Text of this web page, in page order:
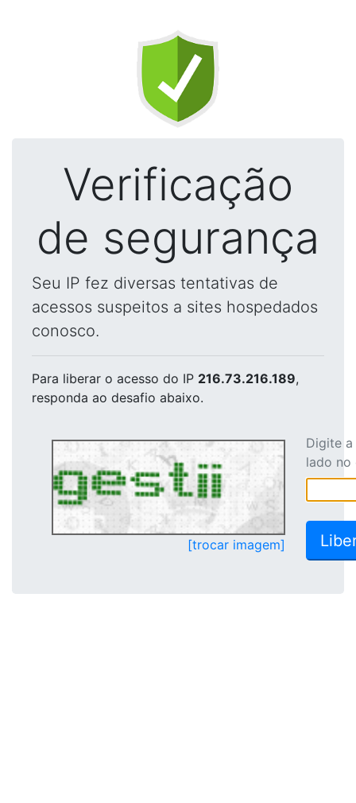
Verificação
de segurança
Seu IP fez diversas tentativas de
acessos suspeitos a sites hospedados
conosco.
Para liberar o acesso do IP 216.73.216.189,
responda ao desafio abaixo.
[trocar imagem]
Digite
lado no